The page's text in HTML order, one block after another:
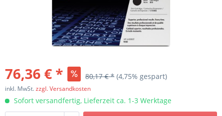
76,36 € * 80,17 € * (4,75% gespart)
inkl. MwSt.zzgl. Versandkosten
Sofort versandfertig, Lieferzeit ca. 1-3 Werktage